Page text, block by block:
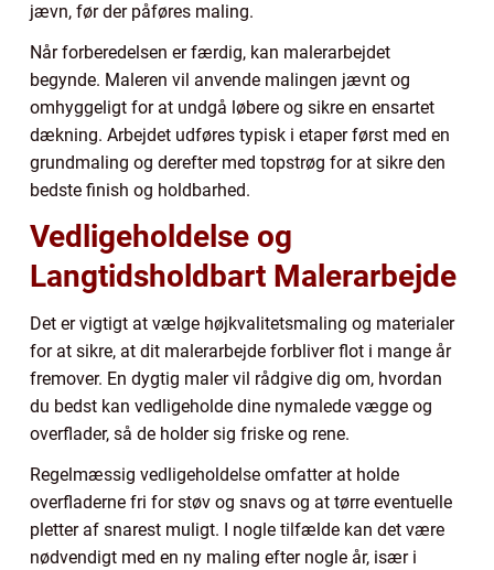
jævn, før der påføres maling.
Når forberedelsen er færdig, kan malerarbejdet
begynde. Maleren vil anvende malingen jævnt og
omhyggeligt for at undgå løbere og sikre en ensartet
dækning. Arbejdet udføres typisk i etaper først med en
grundmaling og derefter med topstrøg for at sikre den
bedste finish og holdbarhed.
Vedligeholdelse og
Langtidsholdbart Malerarbejde
Det er vigtigt at vælge højkvalitetsmaling og materialer
for at sikre, at dit malerarbejde forbliver flot i mange år
fremover. En dygtig maler vil rådgive dig om, hvordan
du bedst kan vedligeholde dine nymalede vægge og
overflader, så de holder sig friske og rene.
Regelmæssig vedligeholdelse omfatter at holde
overfladerne fri for støv og snavs og at tørre eventuelle
pletter af snarest muligt. I nogle tilfælde kan det være
nødvendigt med en ny maling efter nogle år, især i